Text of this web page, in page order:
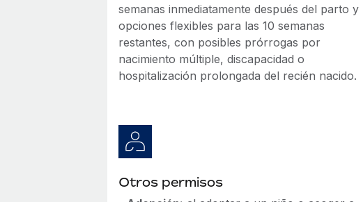
semanas inmediatamente después del parto y
opciones flexibles para las 10 semanas
restantes, con posibles prórrogas por
nacimiento múltiple, discapacidad o
hospitalización prolongada del recién nacido.
Otros permisos